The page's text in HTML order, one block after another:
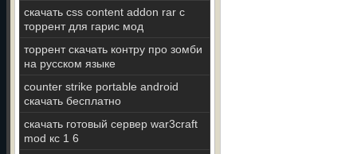
скачать css content addon rar с
торрент для гарис мод
торрент скачать контру про зомби
на русском языке
counter strike portable android
скачать бесплатно
скачать готовый сервер war3craft
mod кс 1 6